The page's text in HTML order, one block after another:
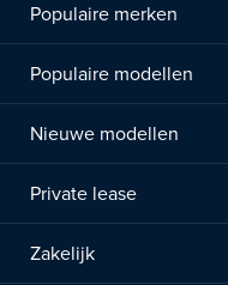
Populaire merken
Populaire modellen
Nieuwe modellen
Private lease
Zakelijk